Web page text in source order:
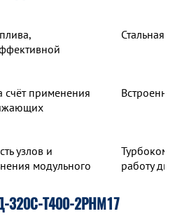
Стальная
счёт применения
узлов и
модульного
работу
320С-Т400-2РНМ17